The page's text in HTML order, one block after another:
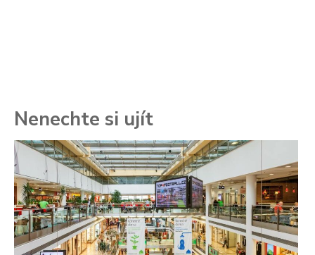
Nenechte si ujít